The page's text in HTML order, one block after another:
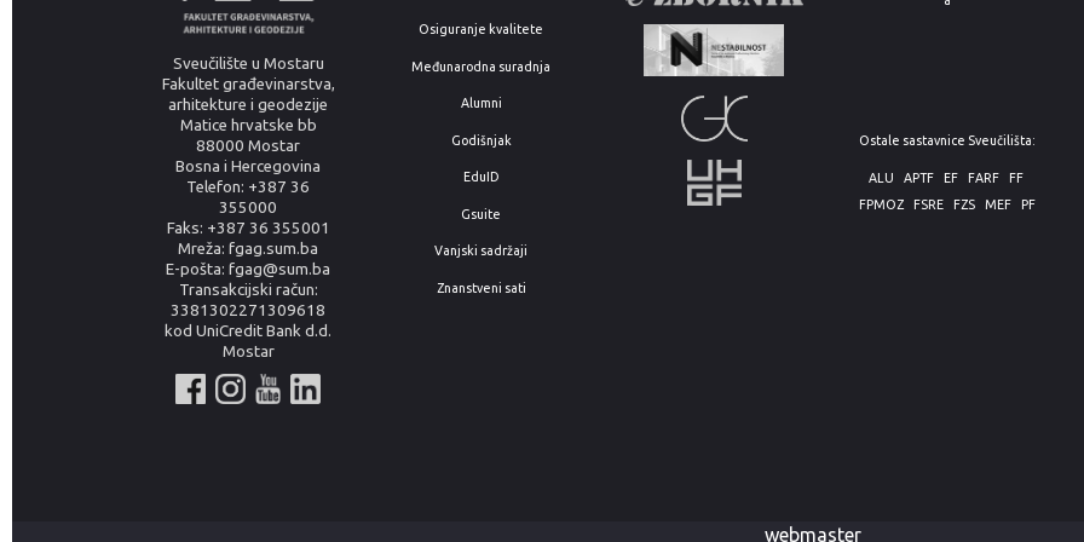
Sveučilište u Mostaru
Fakultet građevinarstva,
arhitekture i geodezije
Matice hrvatske bb
88000 Mostar
Bosna i Hercegovina
Telefon: +387 36
355000
Faks: +387 36 355001
Mreža: fgag.sum.ba
E-pošta: fgag@sum.ba
Transakcijski račun:
3381302271309618
kod UniCredit Bank d.d.
Mostar
Osiguranje kvalitete
Međunarodna suradnja
Alumni
Godišnjak
EduID
Gsuite
Vanjski sadržaji
Znanstveni sati
Ostale sastavnice Sveučilišta:
ALU APTF EF FARF
FF
FPMOZ
FSRE FZS MEF PF
webmaster